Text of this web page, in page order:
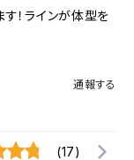
！ラインが体型を
通報する
(17)